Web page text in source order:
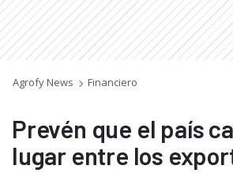
Agrofy News Financiero
Prevén que el país
lugar entre los